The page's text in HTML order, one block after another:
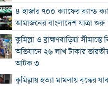
৪ হাজার ৭০০ ক্যাফের ব্র্যান্ড
আমাজনের বাংলাদেশ যাত্রা শুরু
কুমিল্লা ও ব্রাহ্মণবাড়িয়া সীমান্তে
অভিযানে ২৬ লাখ টাকার
আটক ৩
কুমিল্লায় হত্যা মামলায় বৃদ্ধের